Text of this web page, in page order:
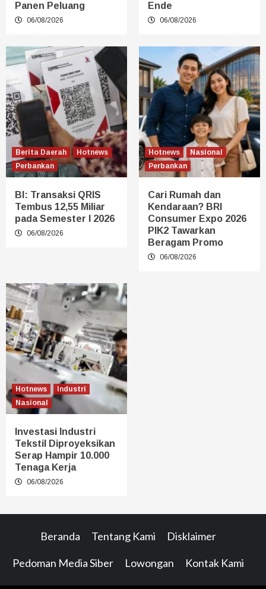
Panen Peluang
06/08/2026
Ende
06/08/2026
Berita Daerah
Hotnews
Perbankan
BI: Transaksi QRIS
Tembus 12,55 Miliar
pada Semester I 2026
06/08/2026
Hotnews
Nasional
Perbankan
Cari Rumah dan
Kendaraan? BRI
Consumer Expo 2026
PIK2 Tawarkan
Beragam Promo
06/08/2026
Hotnews
Industri
Nasional
Investasi Industri
Tekstil Diproyeksikan
Serap Hampir 10.000
Tenaga Kerja
06/08/2026
Beranda Tentang Kami Disklaimer
Pedoman Media Siber Lowongan Kontak Kami